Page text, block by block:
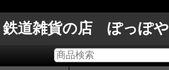
鉄道雑貨の店 ぽっぽや